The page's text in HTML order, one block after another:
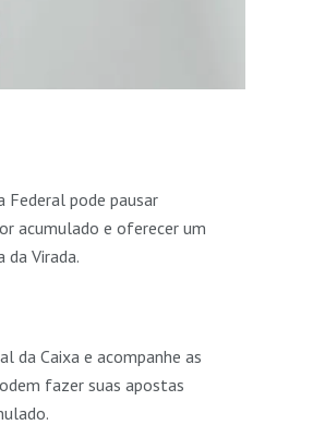
Federal pode pausar
acumulado e oferecer um
Virada.
da Caixa e acompanhe as
fazer suas apostas